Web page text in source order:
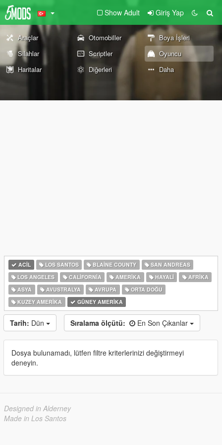
Show Adult Giriş Yap
Araçlar Otomobiller
Boya İşleri
Silahlar
Scriptler
Oyuncu
Haritalar
Diğerleri Daha
ACIL LOS SANTOS BLAINE COUNTY
SAN ANDREAS
LOS ANGELES
CALIFORNIA AMERIKA HAYALI
AFRIKA
ASYA
AVUSTRALYA AVRUPA
ORTA DOĞU
KUZEY AMERIKA
GÜNEY AMERIKA
Tarih: Dün Sıralama ölçütü: En Son Çıkanlar
Dosya bulunamadı, lütfen filtre kriterlerinizi değiştirmeyi
deneyin.
Designed in Alderney
Made in Los Santos